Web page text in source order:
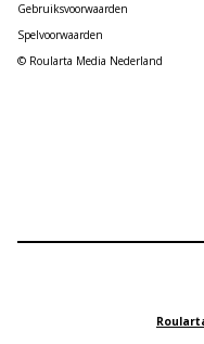
Gebruiksvoorwaarden
Spelvoorwaarden
© Roularta Media Nederland